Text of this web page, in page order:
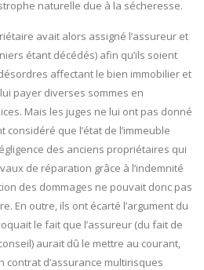
naturelle due à la sécheresse.
avait alors assigné l’assureur et
étant décédés) afin qu’ils soient
affectant le bien immobilier et
payer diverses sommes en
Mais les juges ne lui ont pas donné
considéré que l’état de l’immeuble
des anciens propriétaires qui
de réparation grâce à l’indemnité
des dommages ne pouvait donc pas
En outre, ils ont écarté l’argument du
le fait que l’assureur (du fait de
aurait dû le mettre au courant,
contrat d’assurance multirisques